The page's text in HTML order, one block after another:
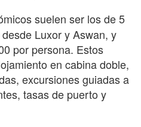
suelen ser los de 5
Luxor y Aswan, y
por persona. Estos
en cabina doble,
excursiones guiadas a
tasas de puerto y